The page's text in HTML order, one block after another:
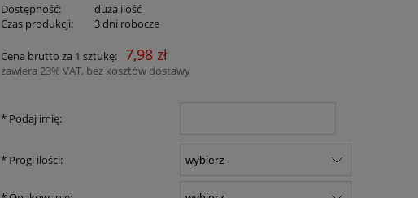
Dostępność:
duża ilość
Czas produkcji:
3 dni robocze
Cena brutto za 1 sztukę: 7,98 zł
zawiera 23% VAT, bez kosztów dostawy
* Podaj imię:
* Progi ilości: